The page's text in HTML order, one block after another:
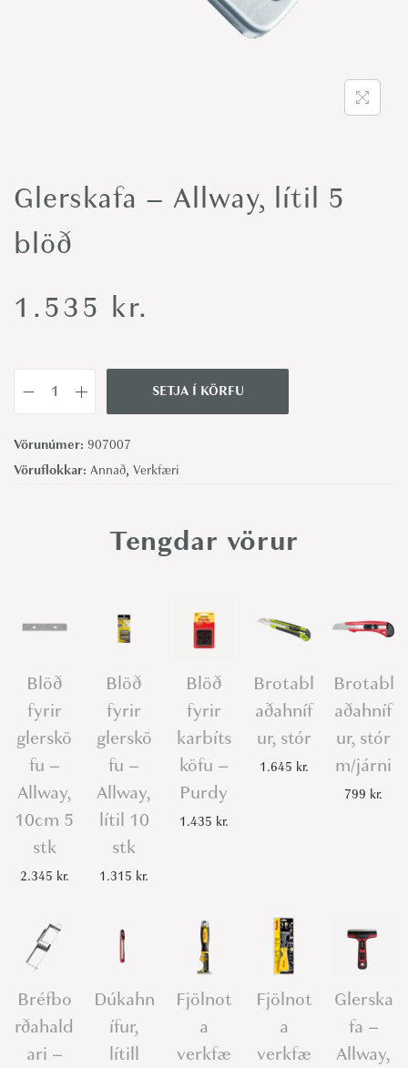
Glerskafa – Allway, lítil 5
blöð
1.535 kr.
e
r
-
l
l
w
l
b
SETJA Í KÖRFU
Vörunúmer: 907007
Vöruflokkar: Annað, Verkfæri
Tengdar vörur
Blöð
fyrir
glerskö
fu –
Allway,
10cm 5
stk
2.345 kr.
Blöð
fyrir
glerskö
fu –
Allway,
lítil 10
stk
1.315 kr.
Blöð
fyrir
karbíts
köfu –
Purdy
1.435 kr.
Brotabl
aðahníf
ur, stór
1.645 kr.
Brotabl
aðahníf
ur, stór
m/járni
799 kr.
Bréfbo
rðahald
ari –
Dúkahn
ífur,
lítill
Fjölnot
a
verkfæ
Fjölnot
a
verkfæ
Glerska
fa –
Allway,